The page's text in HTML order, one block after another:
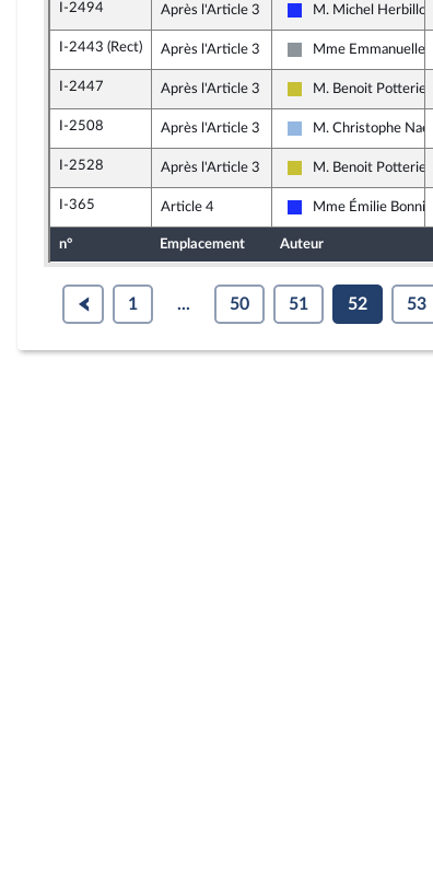
I-2494 Après l'Article 3
Les Républicains
M. Michel Herbillon
I-2443 (Rect) Après l'Article 3
Non inscrit
Mme Emmanuelle
I-2447 Après l'Article 3
Agir ensemble
M. Benoit Potterie
I-2508 Après l'Article 3
UDI et Indépendants
M. Christophe
I-2528 Après l'Article 3
Agir ensemble
M. Benoit Potterie
I-365 Article 4
Les Républicains
Mme Émilie
n° Emplacement Auteur
1 ... 50 51 52 53